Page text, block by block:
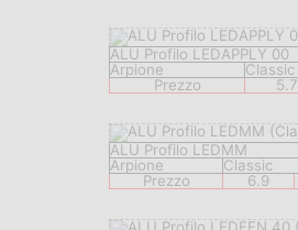
ALU Profilo LEDAPPLY 00
Arpione
Classic
Prezzo
5.7
ALU Profilo LEDMM
Arpione
Classic
Prezzo
6.9